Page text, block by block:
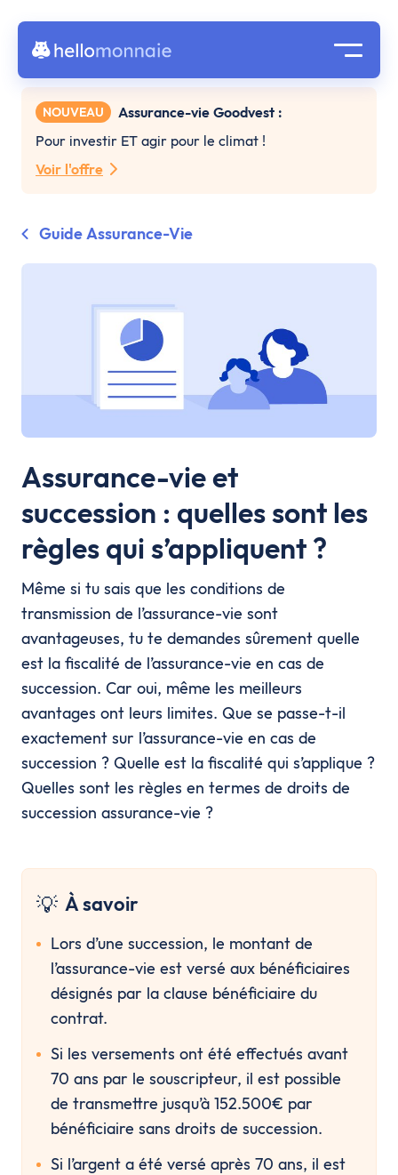
NOUVEAU
Assurance-vie Goodvest :
Pour investir ET agir pour le climat !
Voir l'offre
Guide Assurance-Vie
Assurance-vie et
succession : quelles sont les
règles qui s’appliquent ?
Même si tu sais que les conditions de
transmission de l’assurance-vie sont
avantageuses, tu te demandes sûrement quelle
est la fiscalité de l’assurance-vie en cas de
succession. Car oui, même les meilleurs
avantages ont leurs limites. Que se passe-t-il
exactement sur l’assurance-vie en cas de
succession ? Quelle est la fiscalité qui s’applique ?
Quelles sont les règles en termes de droits de
succession assurance-vie ?
💡 À savoir
Lors d’une succession, le montant de
l’assurance-vie est versé aux bénéficiaires
désignés par la clause bénéficiaire du
contrat.
Si les versements ont été effectués avant
70 ans par le souscripteur, il est possible
de transmettre jusqu’à 152.500€ par
bénéficiaire sans droits de succession.
Si l’argent a été versé après 70 ans, il est